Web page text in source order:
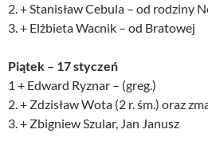
2. + Stanisław Cebula – od rodziny
3. + Elżbieta Wacnik – od Bratowej
Piątek – 17 styczeń
1 + Edward Ryznar – (greg.)
2. + Zdzisław Wota (2 r. śm.) oraz
3. + Zbigniew Szular, Jan Janusz